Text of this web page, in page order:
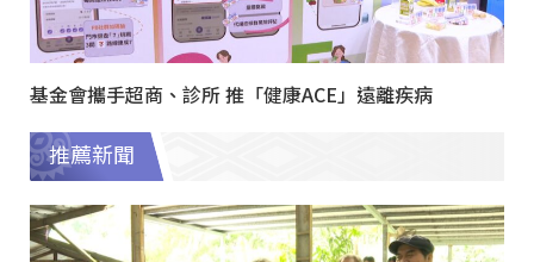
基金會攜手超商、診所 推「健康ACE」遠離疾病
推薦新聞